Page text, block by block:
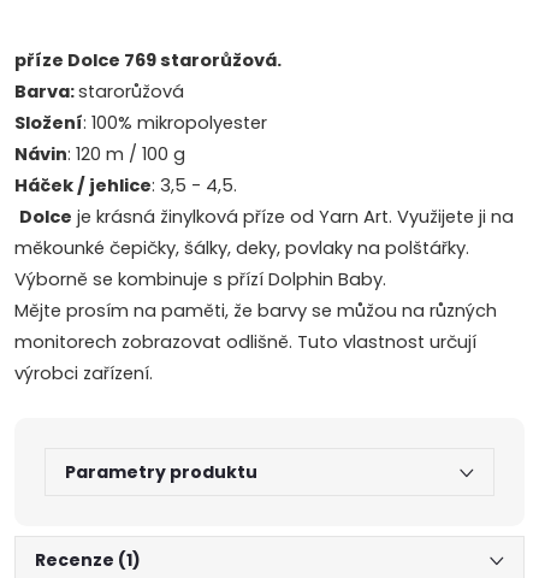
příze Dolce 769 starorůžová.
Barva:starorůžová
Složení: 100% mikropolyester
Návin: 120 m / 100 g
Háček / jehlice: 3,5 - 4,5.
Dolce je krásná žinylková příze od Yarn Art. Využijete ji na
měkounké čepičky, šálky, deky, povlaky na polštářky.
Výborně se kombinuje s přízí Dolphin Baby.
Mějte prosím na paměti, že barvy se můžou na různých
monitorech zobrazovat odlišně. Tuto vlastnost určují
výrobci zařízení.
Parametry produktu
Recenze (1)